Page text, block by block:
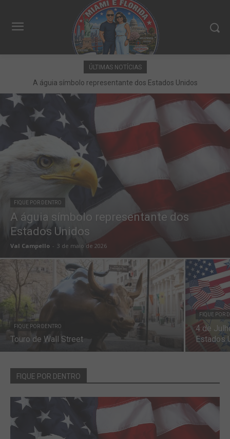
ÚLTIMAS NOTÍCIAS
A águia símbolo representante dos Estados Unidos
FIQUE POR DENTRO
A águia símbolo representante dos
Estados Unidos
Val Campello - 3 de maio de 2026
FIQUE POR DENTRO
Touro de Wall Street
FIQUE POR
4 de
Estados
FIQUE POR DENTRO